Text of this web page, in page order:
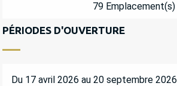
79 Emplacement(s)
PÉRIODES D'OUVERTURE
Du 17 avril 2026 au 20 septembre 2026